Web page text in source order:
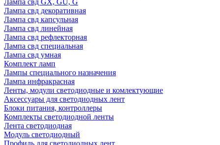
Лампа свд GX, GU, G
Лампа свд декоративная
Лампа свд капсульная
Лампа свд линейная
Лампа свд рефлекторная
Лампа свд специальная
Лампа свд умная
Комплект ламп
Лампы специального назначения
Лампа инфракрасная
Ленты, модули светодиодные и комлектующие
Аксессуары для светодиодных лент
Блоки питания, контроллеры
Комплекты светодиодной ленты
Лента светодиодная
Модуль светодиодный
Профиль для светодиодных лент